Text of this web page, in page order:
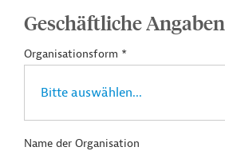
Geschäftliche Angaben
Organisationsform *
Name der Organisation